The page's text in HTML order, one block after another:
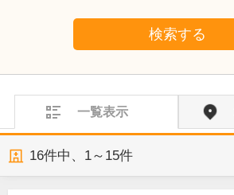
検索する
一覧表示
16件中、 1～15件